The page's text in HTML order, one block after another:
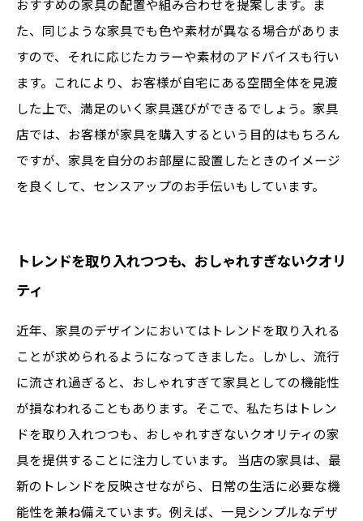
おすすめの家具の配置や組み合わせを提案します。ま
た、同じような家具でも色や素材が異なる場合がありま
すので、それに応じたカラーや素材のアドバイスも行い
ます。これにより、お客様が自宅にある空間全体を見渡
した上で、満足のいく家具選びができるでしょう。家具
店では、お客様が家具を購入するという目的はもちろん
ですが、家具を自分のお部屋に設置したときのイメージ
を良くして、センスアップのお手伝いもしています。
トレンドを取り入れつつも、おしゃれすぎないクオリ
ティ
近年、家具のデザインにおいてはトレンドを取り入れる
ことが求められるようになってきました。しかし、流行
に流され過ぎると、おしゃれすぎて家具としての機能性
が損なわれることもあります。そこで、私たちはトレン
ドを取り入れつつも、おしゃれすぎないクオリティの家
具を提供することに注力しています。 当店の家具は、最
新のトレンドを反映させながら、日常の生活に必要な機
能性を兼ね備えています。例えば、一見シンプルなデザ